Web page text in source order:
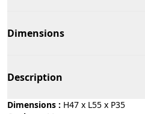
Dimensions
Description
Dimensions : H47 x L55 x P35